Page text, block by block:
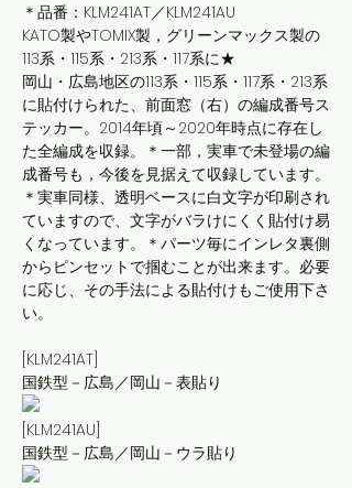
＊品番：KLM241AT／KLM241AU
KATO製やTOMIX製，グリーンマックス製の
113系・115系・213系・117系に★
岡山・広島地区の113系・115系・117系・213系
に貼付けられた、前面窓（右）の編成番号ス
テッカー。2014年頃～2020年時点に存在し
た全編成を収録。＊一部，実車で未登場の編
成番号も，今後を見据えて収録しています。
＊実車同様、透明ベースに白文字が印刷され
ていますので、文字がバラけにくく貼付け易
くなっています。＊パーツ毎にインレタ裏側
からピンセットで掴むことが出来ます。必要
に応じ、その手法による貼付けもご使用下さ
い。
[KLM241AT]
国鉄型－広島／岡山－表貼り
[KLM241AU]
国鉄型－広島／岡山－ウラ貼り